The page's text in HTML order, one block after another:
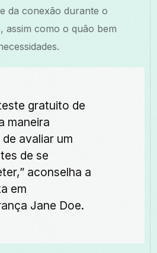
da conexão durante o
assim como o quão bem
gratuito de
maneira
avaliar um
de se
aconselha a
em
Jane Doe.